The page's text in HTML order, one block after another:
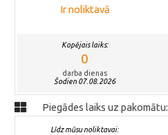
Ir noliktavā
Kopējais laiks:
0
darba dienas
Šodien 07.08.2026
Piegādes laiks uz pakomātu:
Līdz mūsu noliktavai: